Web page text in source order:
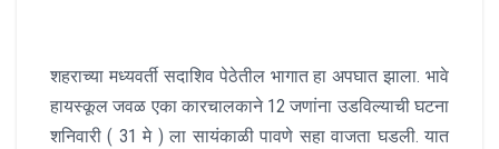
शहराच्या मध्यवर्ती सदाशिव पेठेतील भागात हा अपघात झाला. भावे
हायस्कूल जवळ एका कारचालकाने 12 जणांना उडविल्याची घटना
शनिवारी ( 31 मे ) ला सायंकाळी पावणे सहा वाजता घडली. यात